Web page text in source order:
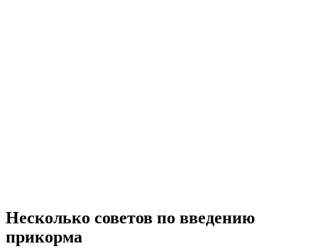
Несколько советов по введению
прикорма